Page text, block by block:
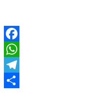
Facebook
WhatsApp
Telegram